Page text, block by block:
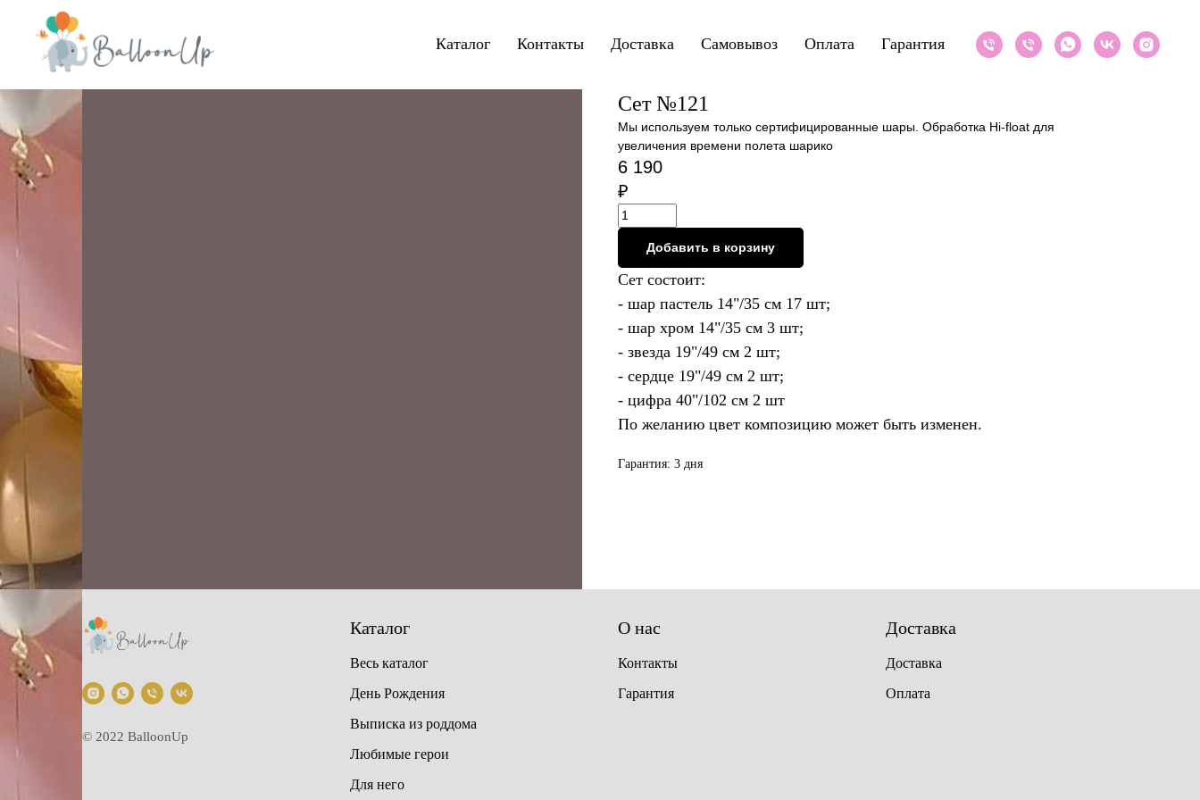
Каталог Контакты Доставка Самовывоз Оплата Гарантия
Сет №121
Мы используем только сертифицированные шары. Обработка Hi-float для
увеличения времени полета шарико
6 190
₽
Добавить в корзину
Сет состоит:
- шар пастель 14"/35 см 17 шт;
- шар хром 14"/35 см 3 шт;
- звезда 19"/49 см 2 шт;
- сердце 19"/49 см 2 шт;
- цифра 40"/102 см 2 шт
По желанию цвет композицию может быть изменен.
Гарантия: 3 дня
© 2022 BalloonUp
Каталог
Весь каталог
День Рождения
Выписка из роддома
Любимые герои
Для него
О нас
Контакты
Гарантия
Доставка
Доставка
Оплата